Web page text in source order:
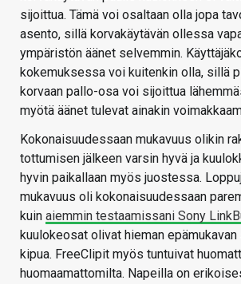
sijoittua. Tämä voi osaltaan olla jopa
asento, sillä korvakäytävän ollessa
ympäristön äänet selvemmin.
kokemuksessa voi kuitenkin olla, sillä
korvaan pallo-osa voi sijoittua
myötä äänet tulevat ainakin
Kokonaisuudessaan mukavuus olikin
tottumisen jälkeen varsin hyvä ja
hyvin paikallaan myös juostessa.
mukavuus oli kokonaisuudessaan
kuin aiemmin testaamissani Sony
kuulokeosat olivat hieman
kipua. FreeClipit myös tuntuivat
huomaamattomilta. Napeilla on